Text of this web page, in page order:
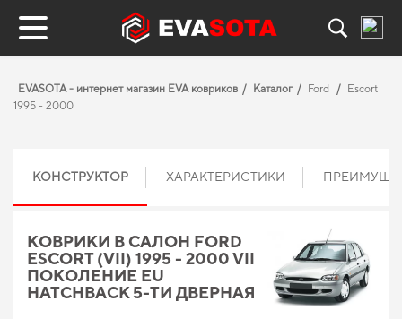
EVASOTA - интернет магазин EVA ковриков Каталог Ford
Escort
1995 - 2000
КОНСТРУКТОР ХАРАКТЕРИСТИКИ
КОВРИКИ В САЛОН FORD
ESCORT (VII) 1995 - 2000 VII
ПОКОЛЕНИЕ EU
HATCHBACK 5-ТИ ДВЕРНАЯ